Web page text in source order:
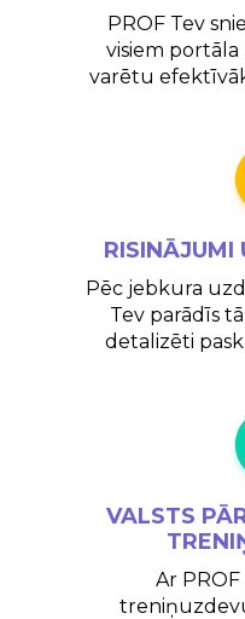
PROF Tev
visiem
varētu
RISINĀJUMI
Pēc jebkura
Tev parādīs
detalizēti
VALSTS
Ar